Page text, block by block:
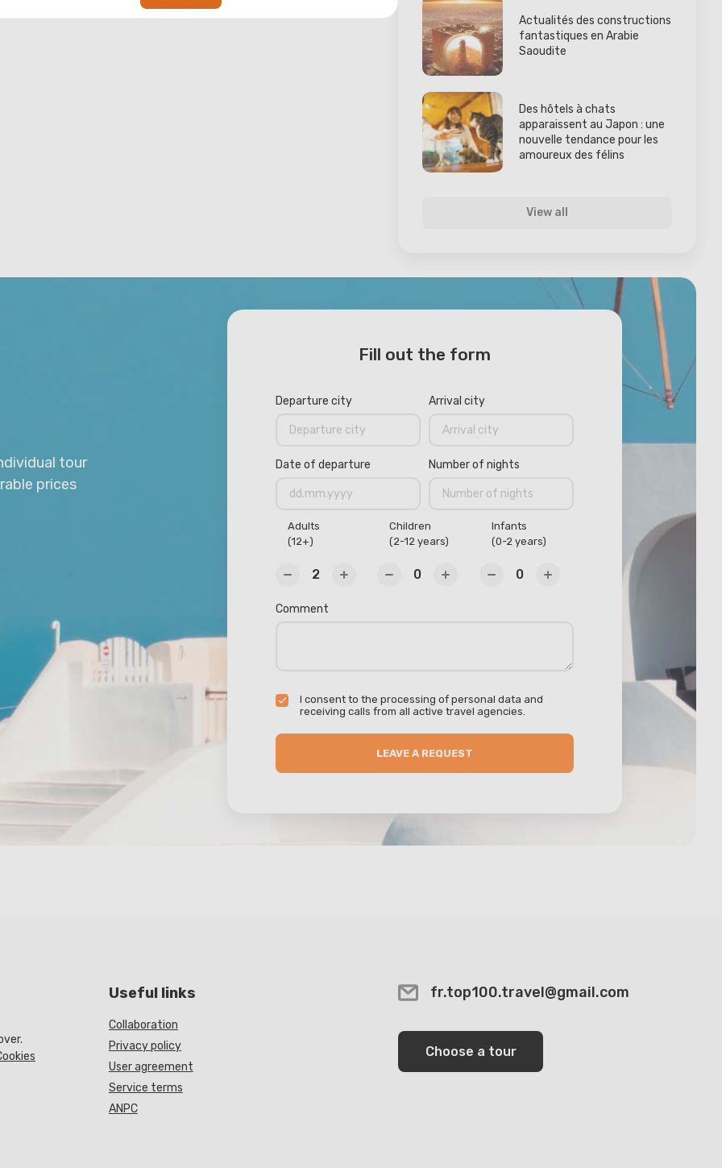
Actualités des constructions
fantastiques en Arabie
Saoudite
Des hôtels à chats
apparaissent au Japon : une
nouvelle tendance pour les
amoureux des félins
View all
tour
prices
Fill out the form
Departure city Arrival city
Date of departure Number of nights
Adults
(12+)
Children
(2-12 years)
Infants
(0-2 years)
Comment
I consent to the processing of personal data and
receiving calls from all active travel agencies.
Useful links
Collaboration
Privacy policy
User agreement
Service terms
ANPC
fr.top100.travel@gmail.com
Choose a tour